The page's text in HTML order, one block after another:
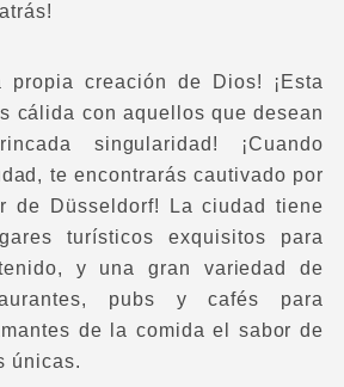
propia creación de Dios! ¡Esta
cálida con aquellos que desean
singularidad! ¡Cuando
te encontrarás cautivado por
de Düsseldorf! La ciudad tiene
turísticos exquisitos para
y una gran variedad de
pubs y cafés para
de la comida el sabor de
únicas.